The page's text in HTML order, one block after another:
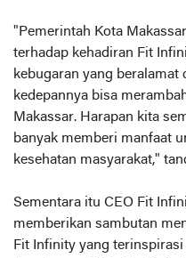
"Pemerintah Kota
terhadap kehadiran Fit
kebugaran yang beralamat
kedepannya bisa
Makassar. Harapan kita
banyak memberi manfaat
kesehatan masyarakat,"
Sementara itu CEO Fit
memberikan sambutan
Fit Infinity yang